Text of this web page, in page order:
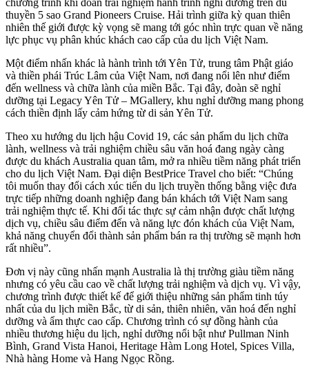
chương trình khi đoàn trải nghiệm hành trình nghỉ dưỡng trên du
thuyền 5 sao Grand Pioneers Cruise. Hải trình giữa kỳ quan thiên
nhiên thế giới được kỳ vọng sẽ mang tới góc nhìn trực quan về năng
lực phục vụ phân khúc khách cao cấp của du lịch Việt Nam.
Một điểm nhấn khác là hành trình tới Yên Tử, trung tâm Phật giáo
và thiền phái Trúc Lâm của Việt Nam, nơi đang nổi lên như điểm
đến wellness và chữa lành của miền Bắc. Tại đây, đoàn sẽ nghỉ
dưỡng tại Legacy Yên Tử – MGallery, khu nghỉ dưỡng mang phong
cách thiền định lấy cảm hứng từ di sản Yên Tử.
Theo xu hướng du lịch hậu Covid 19, các sản phẩm du lịch chữa
lành, wellness và trải nghiệm chiều sâu văn hoá đang ngày càng
được du khách Australia quan tâm, mở ra nhiều tiềm năng phát triển
cho du lịch Việt Nam. Đại diện BestPrice Travel cho biết: “Chúng
tôi muốn thay đổi cách xúc tiến du lịch truyền thống bằng việc đưa
trực tiếp những doanh nghiệp đang bán khách tới Việt Nam sang
trải nghiệm thực tế. Khi đối tác thực sự cảm nhận được chất lượng
dịch vụ, chiều sâu điểm đến và năng lực đón khách của Việt Nam,
khả năng chuyển đổi thành sản phẩm bán ra thị trường sẽ mạnh hơn
rất nhiều”.
Đơn vị này cũng nhấn mạnh Australia là thị trường giàu tiềm năng
nhưng có yêu cầu cao về chất lượng trải nghiệm và dịch vụ. Vì vậy,
chương trình được thiết kế để giới thiệu những sản phẩm tinh túy
nhất của du lịch miền Bắc, từ di sản, thiên nhiên, văn hoá đến nghỉ
dưỡng và ẩm thực cao cấp. Chương trình có sự đồng hành của
nhiều thương hiệu du lịch, nghỉ dưỡng nổi bật như Pullman Ninh
Bình, Grand Vista Hanoi, Heritage Hàm Long Hotel, Spices Villa,
Nhà hàng Home và Hang Ngọc Rồng.